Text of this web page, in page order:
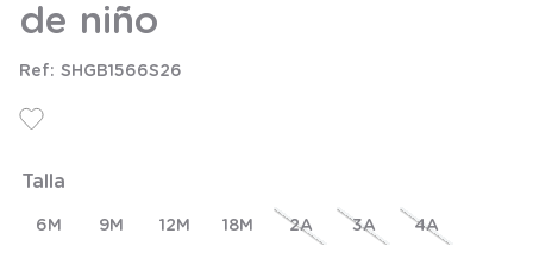
de niño
SHGB1566S26
Talla
6M 9M 12M 18M 2A 3A 4A
4.
body
5
manta
8.
9.
saco dormir